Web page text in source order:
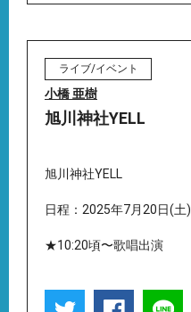
ライブ/イベント
小橋 亜樹
旭川神社YELL
旭川神社YELL
日程：2025年7月20日(土)
★10:20頃〜歌唱出演